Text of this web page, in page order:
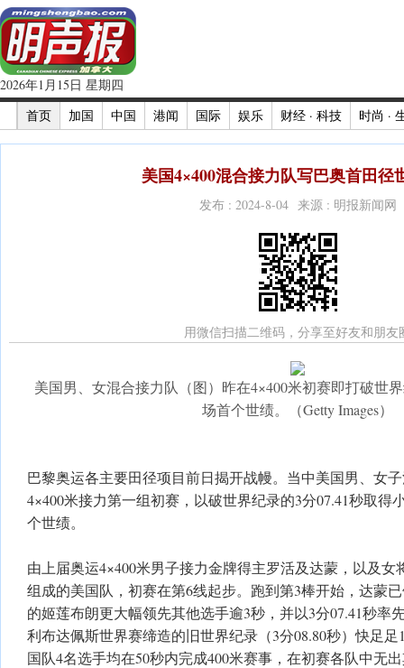
2026年1月15日 星期四
首页
加国 中国 港闻 国际 娱乐 财经 · 科技 时尚 ·
美国4×400混合接力队写巴奥首田径
发布 : 2024-8-04 来源 : 明报新闻网
用微信扫描二维码，分享至好友和朋友
美国男、女混合接力队（图）昨在4×400米初赛即打破世
场首个世绩。（Getty Images）
巴黎奥运各主要田径项目前日揭开战幔。当中美国男、女
4×400米接力第一组初赛，以破世界纪录的3分07.41秒取得
个世绩。
由上届奥运4×400米男子接力金牌得主罗活及达蒙，以及女
组成的美国队，初赛在第6线起步。跑到第3棒开始，达蒙
的姬莲布朗更大幅领先其他选手逾3秒，并以3分07.41秒率
利布达佩斯世界赛缔造的旧世界纪录（3分08.80秒）快足
国队4名选手均在50秒内完成400米赛事，在初赛各队中无